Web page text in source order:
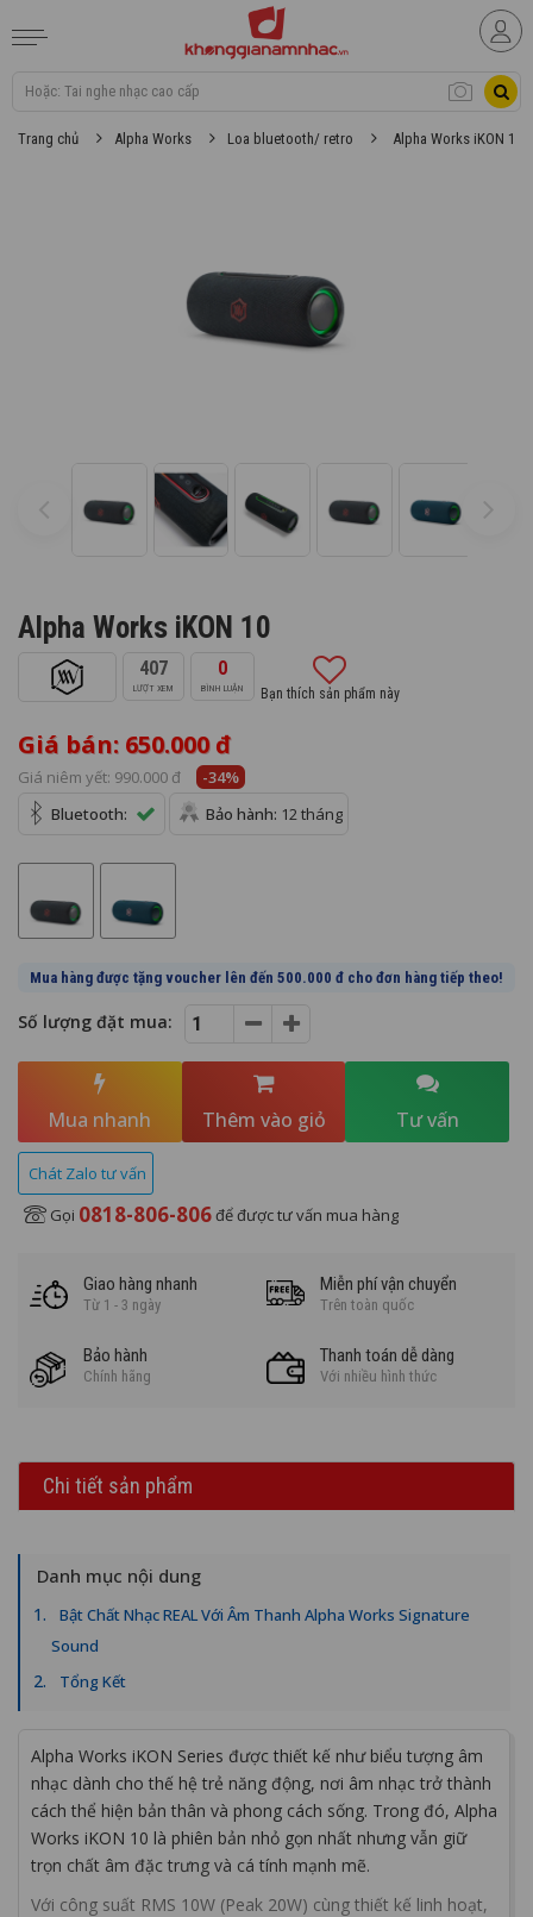
Trang chủ Alpha Works Loa bluetooth/ retro Alpha Works iKON 10
Alpha Works iKON 10
407
LƯỢT XEM
0
BÌNH LUẬN Bạn thích sản phẩm này
Giá bán: 650.000 đ
Giá niêm yết: 990.000 đ
-34%
Bluetooth:
Bảo hành: 12 tháng
Mua hàng được tặng voucher lên đến 500.000 đ cho đơn hàng tiếp theo!
Số lượng đặt mua:
Mua nhanh Thêm vào giỏ Tư vấn
Chát Zalo tư vấn
Gọi 0818-806-806để được tư vấn mua hàng
Giao hàng nhanh
Từ 1 - 3 ngày
Miễn phí vận chuyển
Trên toàn quốc
Bảo hành
Chính hãng
Thanh toán dễ dàng
Với nhiều hình thức
Chi tiết sản phẩm
Danh mục nội dung
Bật Chất Nhạc REAL Với Âm Thanh Alpha Works Signature
Sound
Tổng Kết
Alpha Works iKON Series được thiết kế như biểu tượng âm
nhạc dành cho thế hệ trẻ năng động, nơi âm nhạc trở thành
cách thể hiện bản thân và phong cách sống. Trong đó, Alpha
Works iKON 10 là phiên bản nhỏ gọn nhất nhưng vẫn giữ
trọn chất âm đặc trưng và cá tính mạnh mẽ.
Với công suất RMS 10W (Peak 20W) cùng thiết kế linh hoạt,